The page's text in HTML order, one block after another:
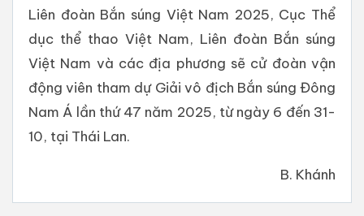
Liên đoàn Bắn súng Việt Nam 2025, Cục Thể
dục thể thao Việt Nam, Liên đoàn Bắn súng
Việt Nam và các địa phương sẽ cử đoàn vận
động viên tham dự Giải vô địch Bắn súng Đông
Nam Á lần thứ 47 năm 2025, từ ngày 6 đến 31-
10, tại Thái Lan.
B. Khánh